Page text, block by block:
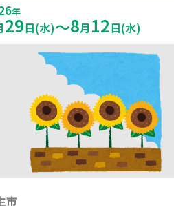
年
29日(水)～8月 12日(水)
市